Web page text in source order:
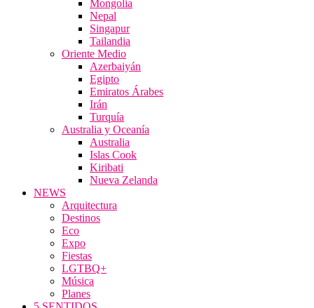
Mongolia
Nepal
Singapur
Tailandia
Oriente Medio
Azerbaiyán
Egipto
Emiratos Árabes
Irán
Turquía
Australia y Oceanía
Australia
Islas Cook
Kiribati
Nueva Zelanda
NEWS
Arquitectura
Destinos
Eco
Expo
Fiestas
LGTBQ+
Música
Planes